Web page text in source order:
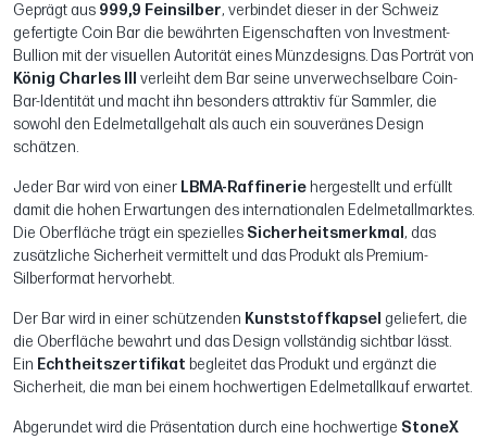
Geprägt aus 999,9 Feinsilber, verbindet dieser in der Schweiz
gefertigte Coin Bar die bewährten Eigenschaften von Investment-
Bullion mit der visuellen Autorität eines Münzdesigns. Das Porträt von
König Charles III
verleiht dem Bar seine unverwechselbare Coin-
Bar-Identität und macht ihn besonders attraktiv für Sammler, die
sowohl den Edelmetallgehalt als auch ein souveränes Design
schätzen.
Jeder Bar wird von einer LBMA-Raffinerie hergestellt und erfüllt
damit die hohen Erwartungen des internationalen Edelmetallmarktes.
Die Oberfläche trägt ein spezielles Sicherheitsmerkmal , das
zusätzliche Sicherheit vermittelt und das Produkt als Premium-
Silberformat hervorhebt.
Der Bar wird in einer schützenden Kunststoffkapsel geliefert, die
die Oberfläche bewahrt und das Design vollständig sichtbar lässt.
Ein Echtheitszertifikat begleitet das Produkt und ergänzt die
Sicherheit, die man bei einem hochwertigen Edelmetallkauf erwartet.
Abgerundet wird die Präsentation durch eine hochwertige StoneX